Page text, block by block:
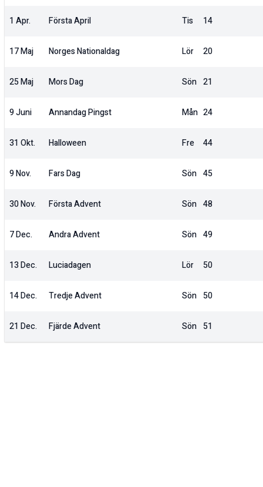
1 Apr. Första April Tis 14
17 Maj Norges Nationaldag Lör 20
25 Maj Mors Dag Sön 21
9 Juni Annandag Pingst Mån 24
31 Okt. Halloween Fre 44
9 Nov. Fars Dag Sön 45
30 Nov. Första Advent Sön 48
7 Dec. Andra Advent Sön 49
13 Dec. Luciadagen Lör 50
14 Dec. Tredje Advent Sön 50
21 Dec. Fjärde Advent Sön 51